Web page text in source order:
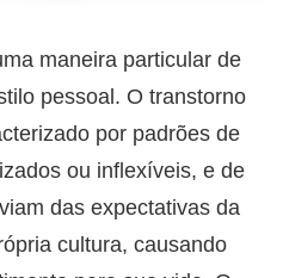
maneira particular de
pessoal. O transtorno
por padrões de
ou inflexíveis, e de
das expectativas da
cultura, causando